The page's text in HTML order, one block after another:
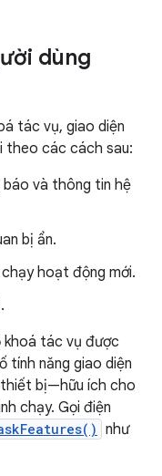
dùng
tác vụ, giao diện
theo các cách sau:
và thông tin hệ
bị ẩn.
hoạt động mới.
khoá tác vụ được
tính năng giao diện
bị—hữu ích cho
chạy. Gọi điện
như